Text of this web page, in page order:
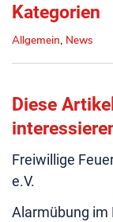
Kategorien
Allgemein, News
Diese
Freiwillige
e.V.
Alarmübung im